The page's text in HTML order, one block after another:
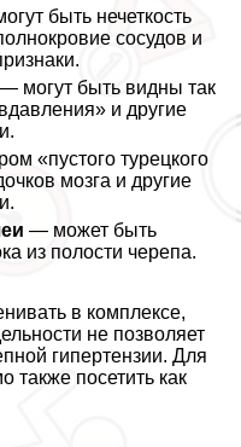
быть нечеткость
сосудов и
— могут быть видны так
и другие
«пустого турецкого
мозга и другие
— может быть
из полости черепа.
в комплексе,
не позволяет
гипертензии. Для
также посетить как